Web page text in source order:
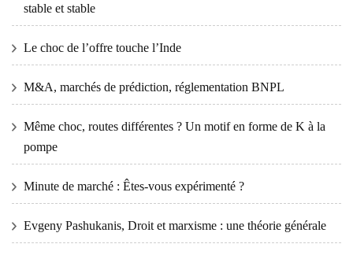
stable et stable
Le choc de l’offre touche l’Inde
M&A, marchés de prédiction, réglementation BNPL
Même choc, routes différentes ? Un motif en forme de K à la
pompe
Minute de marché : Êtes-vous expérimenté ?
Evgeny Pashukanis, Droit et marxisme : une théorie générale